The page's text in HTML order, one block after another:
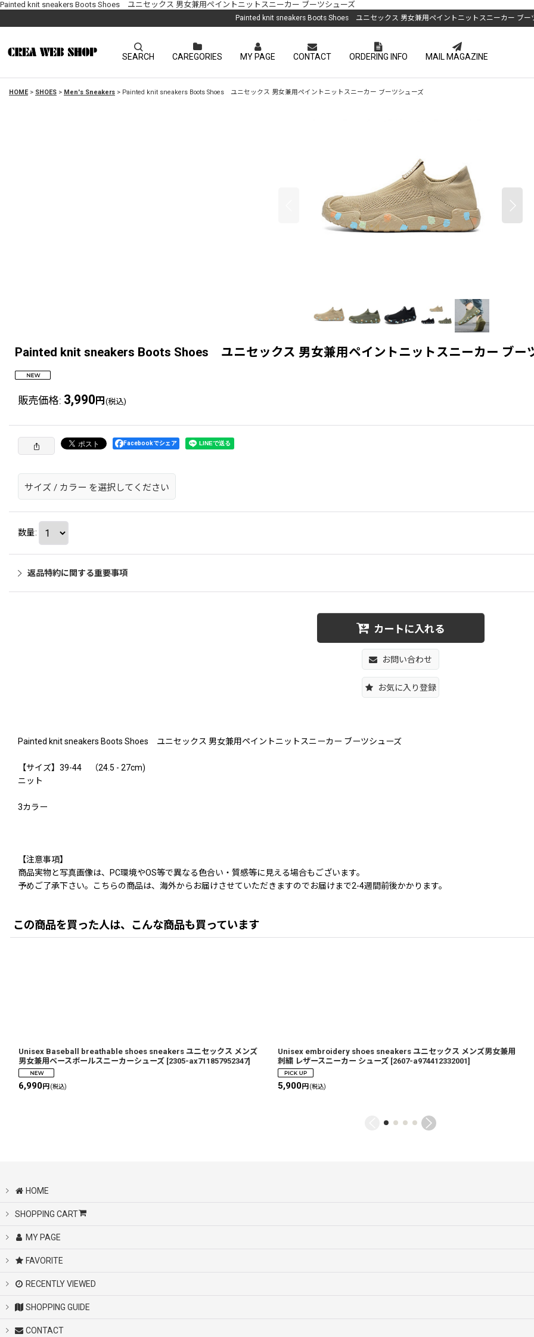
Painted knit sneakers Boots Shoes ユニセックス 男女兼用ペイントニットスニーカー ブーツシューズ
Painted knit sneakers Boots Shoes ユニセックス 男女兼用ペイントニットスニーカー ブー
SEARCH CAREGORIES MY PAGE CONTACT ORDERING INFO MAIL MAGAZINE
HOME > SHOES > Men's Sneakers > Painted knit sneakers Boots Shoes ユニセックス 男女兼用ペイントニットスニーカー ブーツシューズ
Painted knit sneakers Boots Shoes ユニセックス 男女兼用ペイントニットスニーカー ブー
販売価格: 3,990 円 (税込)
Facebookでシェア
サイズ / カラー を選択してください
数量:
返品特約に関する重要事項
カートに入れる
お問い合わせ
お気に入り登録
Painted knit sneakers Boots Shoes ユニセックス 男女兼用ペイントニットスニーカー ブーツシューズ
【サイズ】39-44 （24.5 - 27cm)
ニット
3カラー
【注意事項】
商品実物と写真画像は、PC環境やOS等で異なる色合い・質感等に見える場合もございます。
予めご了承下さい。こちらの商品は、海外からお届けさせていただきますのでお届けまで2-4週間前後かかります。
この商品を買った人は、こんな商品も買っています
Unisex Baseball breathable shoes sneakers ユニセックス メンズ
男女兼用ベースボールスニーカーシューズ [2305-ax711857952347]
6,990円 (税込)
Unisex embroidery shoes sneakers ユニセックス メンズ男女兼用
刺繍 レザースニーカー シューズ [2607-a974412332001]
5,900円 (税込)
HOME
SHOPPING CART
MY PAGE
FAVORITE
RECENTLY VIEWED
SHOPPING GUIDE
CONTACT